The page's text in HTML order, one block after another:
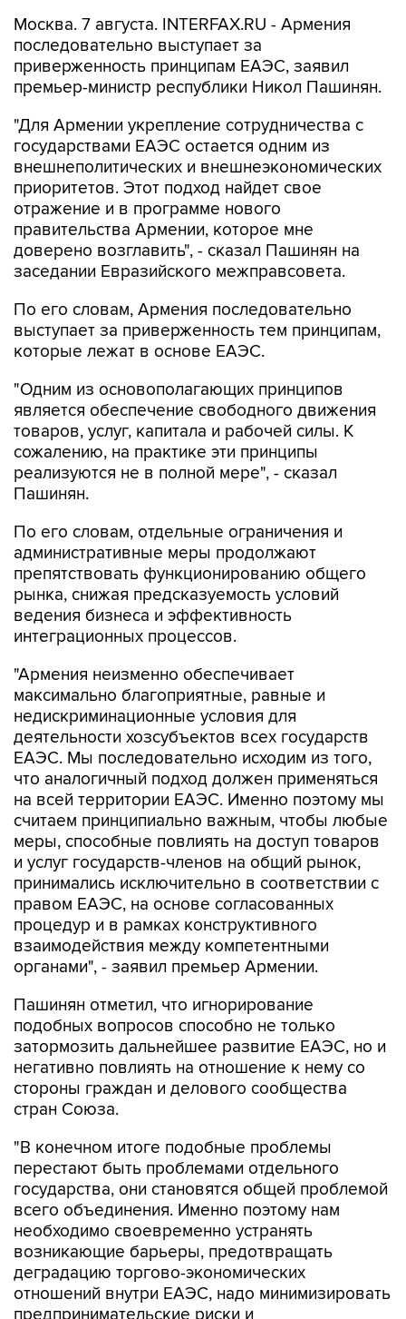
Москва. 7 августа. INTERFAX.RU - Армения
последовательно выступает за
приверженность принципам ЕАЭС, заявил
премьер-министр республики Никол Пашинян.
"Для Армении укрепление сотрудничества с
государствами ЕАЭС остается одним из
внешнеполитических и внешнеэкономических
приоритетов. Этот подход найдет свое
отражение и в программе нового
правительства Армении, которое мне
доверено возглавить", - сказал Пашинян на
заседании Евразийского межправсовета.
По его словам, Армения последовательно
выступает за приверженность тем принципам,
которые лежат в основе ЕАЭС.
"Одним из основополагающих принципов
является обеспечение свободного движения
товаров, услуг, капитала и рабочей силы. К
сожалению, на практике эти принципы
реализуются не в полной мере", - сказал
Пашинян.
По его словам, отдельные ограничения и
административные меры продолжают
препятствовать функционированию общего
рынка, снижая предсказуемость условий
ведения бизнеса и эффективность
интеграционных процессов.
"Армения неизменно обеспечивает
максимально благоприятные, равные и
недискриминационные условия для
деятельности хозсубъектов всех государств
ЕАЭС. Мы последовательно исходим из того,
что аналогичный подход должен применяться
на всей территории ЕАЭС. Именно поэтому мы
считаем принципиально важным, чтобы любые
меры, способные повлиять на доступ товаров
и услуг государств-членов на общий рынок,
принимались исключительно в соответствии с
правом ЕАЭС, на основе согласованных
процедур и в рамках конструктивного
взаимодействия между компетентными
органами", - заявил премьер Армении.
Пашинян отметил, что игнорирование
подобных вопросов способно не только
затормозить дальнейшее развитие ЕАЭС, но и
негативно повлиять на отношение к нему со
стороны граждан и делового сообщества
стран Союза.
"В конечном итоге подобные проблемы
перестают быть проблемами отдельного
государства, они становятся общей проблемой
всего объединения. Именно поэтому нам
необходимо своевременно устранять
возникающие барьеры, предотвращать
деградацию торгово-экономических
отношений внутри ЕАЭС, надо минимизировать